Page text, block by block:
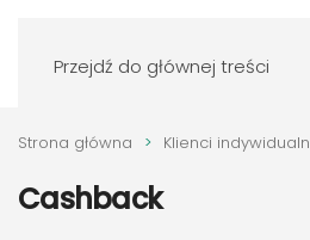
Przejdź do głównej treści
Strona główna Klienci
Cashback